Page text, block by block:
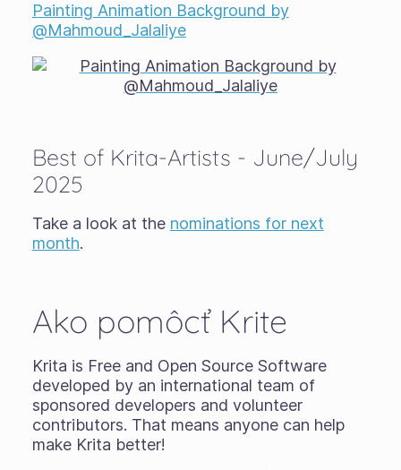
Painting Animation Background by
@Mahmoud_Jalaliye
Best of Krita-Artists - June/July
2025
Take a look at the nominations for next
month.
Ako pomôcť Krite
Krita is Free and Open Source Software
developed by an international team of
sponsored developers and volunteer
contributors. That means anyone can help
make Krita better!